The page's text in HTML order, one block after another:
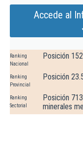
Accede al
Ranking
Nacional
Posición
Ranking
Provincial
Posición
Ranking
Sectorial
Posición
minerales